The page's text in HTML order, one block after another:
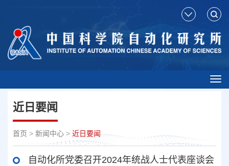
近日要闻
首页 > 新闻中心 > 近日要闻
自动化所党委召开2024年统战人士代表座谈会